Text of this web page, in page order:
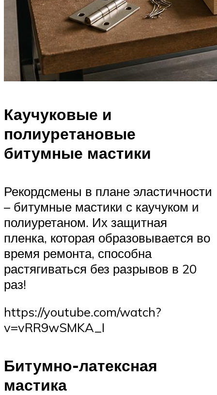
Каучуковые и
полиуретановые
битумные мастики
Рекордсмены в плане эластичности
– битумные мастики с каучуком и
полиуретаном. Их защитная
пленка, которая образовывается во
время ремонта, способна
растягиваться без разрывов в 20
раз!
https://youtube.com/watch?
v=vRR9wSMKA_I
Битумно-латексная
мастика